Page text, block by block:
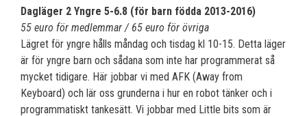
Dagläger 2 Yngre 5-6.8 (för barn födda 2013-2016)
55 euro för medlemmar / 65 euro för övriga
Lägret för yngre hålls måndag och tisdag kl 10-15. Detta läger
är för yngre barn och sådana som inte har programmerat så
mycket tidigare. Här jobbar vi med AFK (Away from
Keyboard) och lär oss grunderna i hur en robot tänker och i
programmatiskt tankesätt. Vi jobbar med Little bits som är